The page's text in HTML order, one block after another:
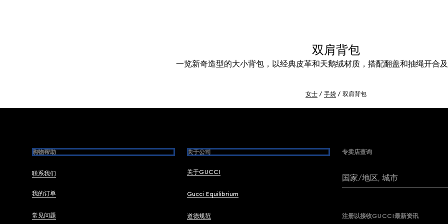
双肩背包
一览新奇造型的大小背包，以经典皮革和天鹅绒材质，搭配翻盖和抽绳开合及
女士 手袋 双肩背包
购物帮助
联系我们
我的订单
常见问题
关于公司
关于GUCCI
Gucci Equilibrium
道德规范
专卖店查询
国家/地区, 城市
注册以接收GUCCI最新资讯